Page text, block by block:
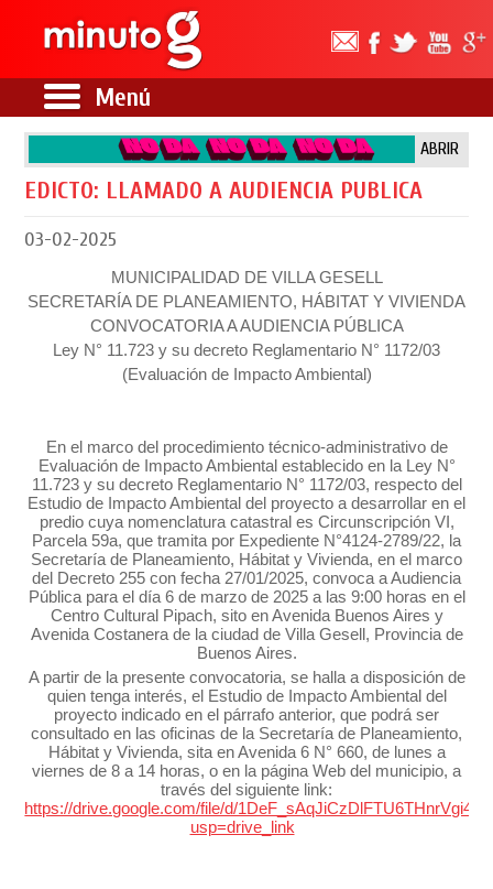
Menú
ABRIR
EDICTO: LLAMADO A AUDIENCIA PUBLICA
03-02-2025
MUNICIPALIDAD DE VILLA GESELL
SECRETARÍA DE PLANEAMIENTO, HÁBITAT Y VIVIENDA
CONVOCATORIA A AUDIENCIA PÚBLICA
Ley N° 11.723 y su decreto Reglamentario N° 1172/03
(Evaluación de Impacto Ambiental)
En el marco del procedimiento técnico-administrativo de
Evaluación de Impacto Ambiental establecido en la Ley N°
11.723 y su decreto Reglamentario N° 1172/03, respecto del
Estudio de Impacto Ambiental del proyecto a desarrollar en el
predio cuya nomenclatura catastral es Circunscripción VI,
Parcela 59a, que tramita por Expediente N°4124-2789/22, la
Secretaría de Planeamiento, Hábitat y Vivienda, en el marco
del Decreto 255 con fecha 27/01/2025, convoca a Audiencia
Pública para el día 6 de marzo de 2025 a las 9:00 horas en el
Centro Cultural Pipach, sito en Avenida Buenos Aires y
Avenida Costanera de la ciudad de Villa Gesell, Provincia de
Buenos Aires.
A partir de la presente convocatoria, se halla a disposición de
quien tenga interés, el Estudio de Impacto Ambiental del
proyecto indicado en el párrafo anterior, que podrá ser
consultado en las oficinas de la Secretaría de Planeamiento,
Hábitat y Vivienda, sita en Avenida 6 N° 660, de lunes a
viernes de 8 a 14 horas, o en la página Web del municipio, a
través del siguiente link:
https://drive.google.com/file/d/
usp=drive_link